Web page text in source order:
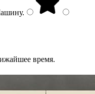
.
время.